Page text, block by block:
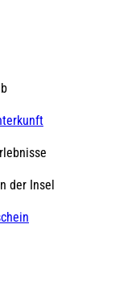
der Insel